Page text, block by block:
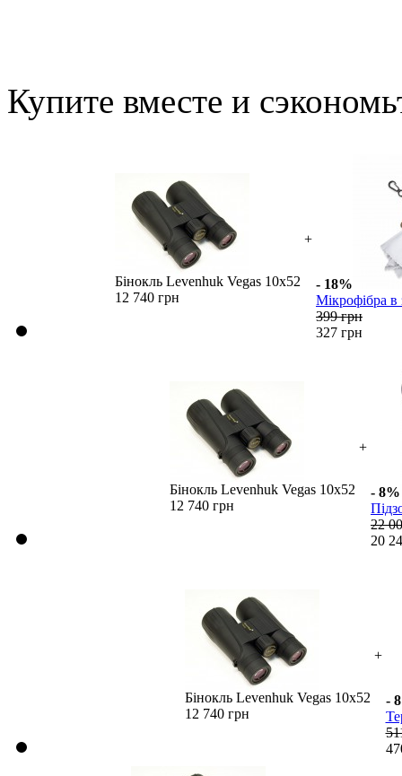
Купите вместе и
Бінокль Levenhuk Vegas 10x52
12 740 грн
+
- 18%
Мікрофібра
399 грн
327 грн
Бінокль Levenhuk Vegas 10x52
12 740 грн
+
- 8%
22
20
Бінокль Levenhuk Vegas 10x52
12 740 грн
+
-